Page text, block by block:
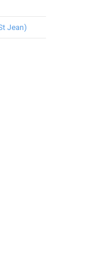
Jean)